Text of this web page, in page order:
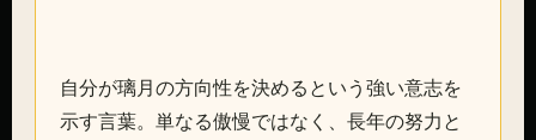
自分が璃月の方向性を決めるという強い意志を
示す言葉。単なる傲慢ではなく、長年の努力と